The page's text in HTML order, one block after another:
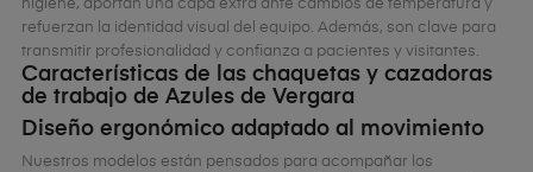
higiene, aportan una capa extra ante cambios de temperatura y
refuerzan la identidad visual del equipo. Además, son clave para
transmitir profesionalidad y confianza a pacientes y visitantes.
Características de las chaquetas y cazadoras
de trabajo de Azules de Vergara
Diseño ergonómico adaptado al movimiento
Nuestros modelos están pensados para acompañar los